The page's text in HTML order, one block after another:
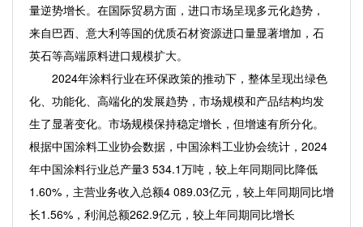
量逆势增长。在国际贸易方面，进口市场呈现多元化趋势，
来自巴西、意大利等国的优质石材资源进口量显著增加，石
英石等高端原料进口规模扩大。
2024年涂料行业在环保政策的推动下，整体呈现出绿色
化、功能化、高端化的发展趋势，市场规模和产品结构均发
生了显著变化。市场规模保持稳定增长，但增速有所分化。
根据中国涂料工业协会数据，中国涂料工业协会统计，2024
年中国涂料行业总产量3 534.1万吨，较上年同期同比降低
1.60%，主营业务收入总额4 089.03亿元，较上年同期同比增
长1.56%，利润总额262.9亿元，较上年同期同比增长